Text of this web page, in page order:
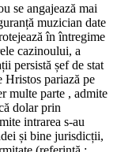
se angajează mai
muzician date
în întregime
cazinoului, a
persistă șef de stat
Hristos pariază pe
multe parte , admite
dolar prin
intrarea s-au
și bine jurisdicții,